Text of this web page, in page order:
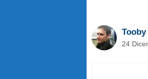
Tooby
24